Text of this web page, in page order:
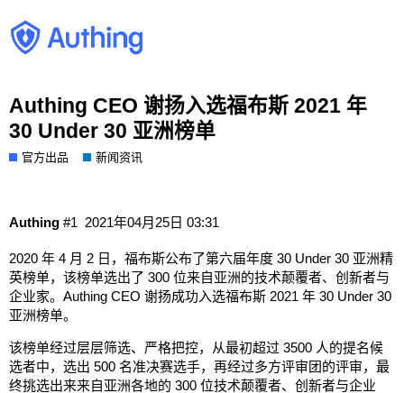
Authing CEO 谢扬入选福布斯 2021 年
30 Under 30 亚洲榜单
官方出品 新闻资讯
Authing 2021年04月25日 03:31
#1
2020 年 4 月 2 日，福布斯公布了第六届年度 30 Under 30 亚洲精
英榜单，该榜单选出了 300 位来自亚洲的技术颠覆者、创新者与
企业家。Authing CEO 谢扬成功入选福布斯 2021 年 30 Under 30
亚洲榜单。
该榜单经过层层筛选、严格把控，从最初超过 3500 人的提名候
选者中，选出 500 名准决赛选手，再经过多方评审团的评审，最
终挑选出来来自亚洲各地的 300 位技术颠覆者、创新者与企业